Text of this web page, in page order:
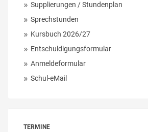
Supplierungen / Stundenplan
Sprechstunden
Kursbuch 2026/27
Entschuldigungsformular
Anmeldeformular
Schul-eMail
TERMINE